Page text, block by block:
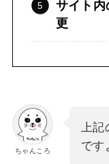
サイト
更
ちゃんころ
上
です